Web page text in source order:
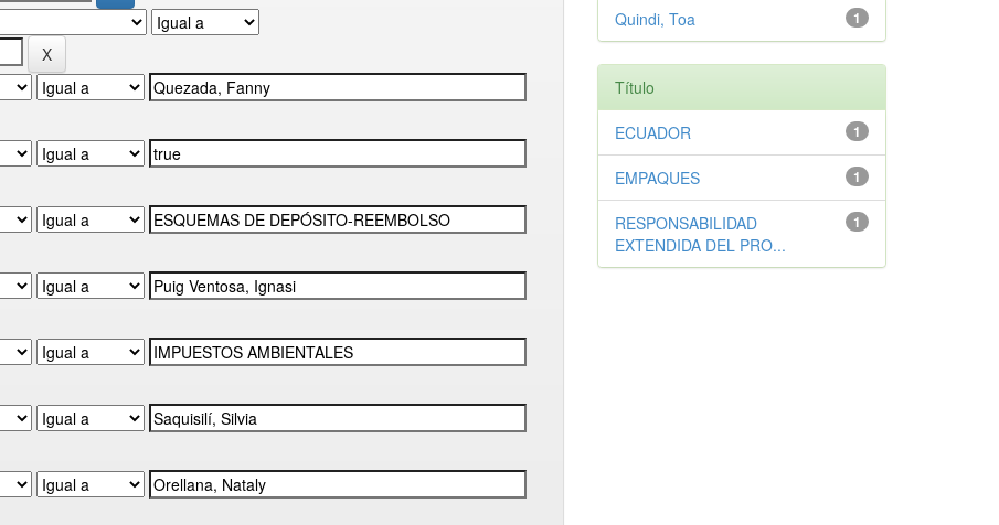
1
Quindi, Toa
Título
1
ECUADOR
1
EMPAQUES
1
RESPONSABILIDAD
EXTENDIDA DEL PRO...